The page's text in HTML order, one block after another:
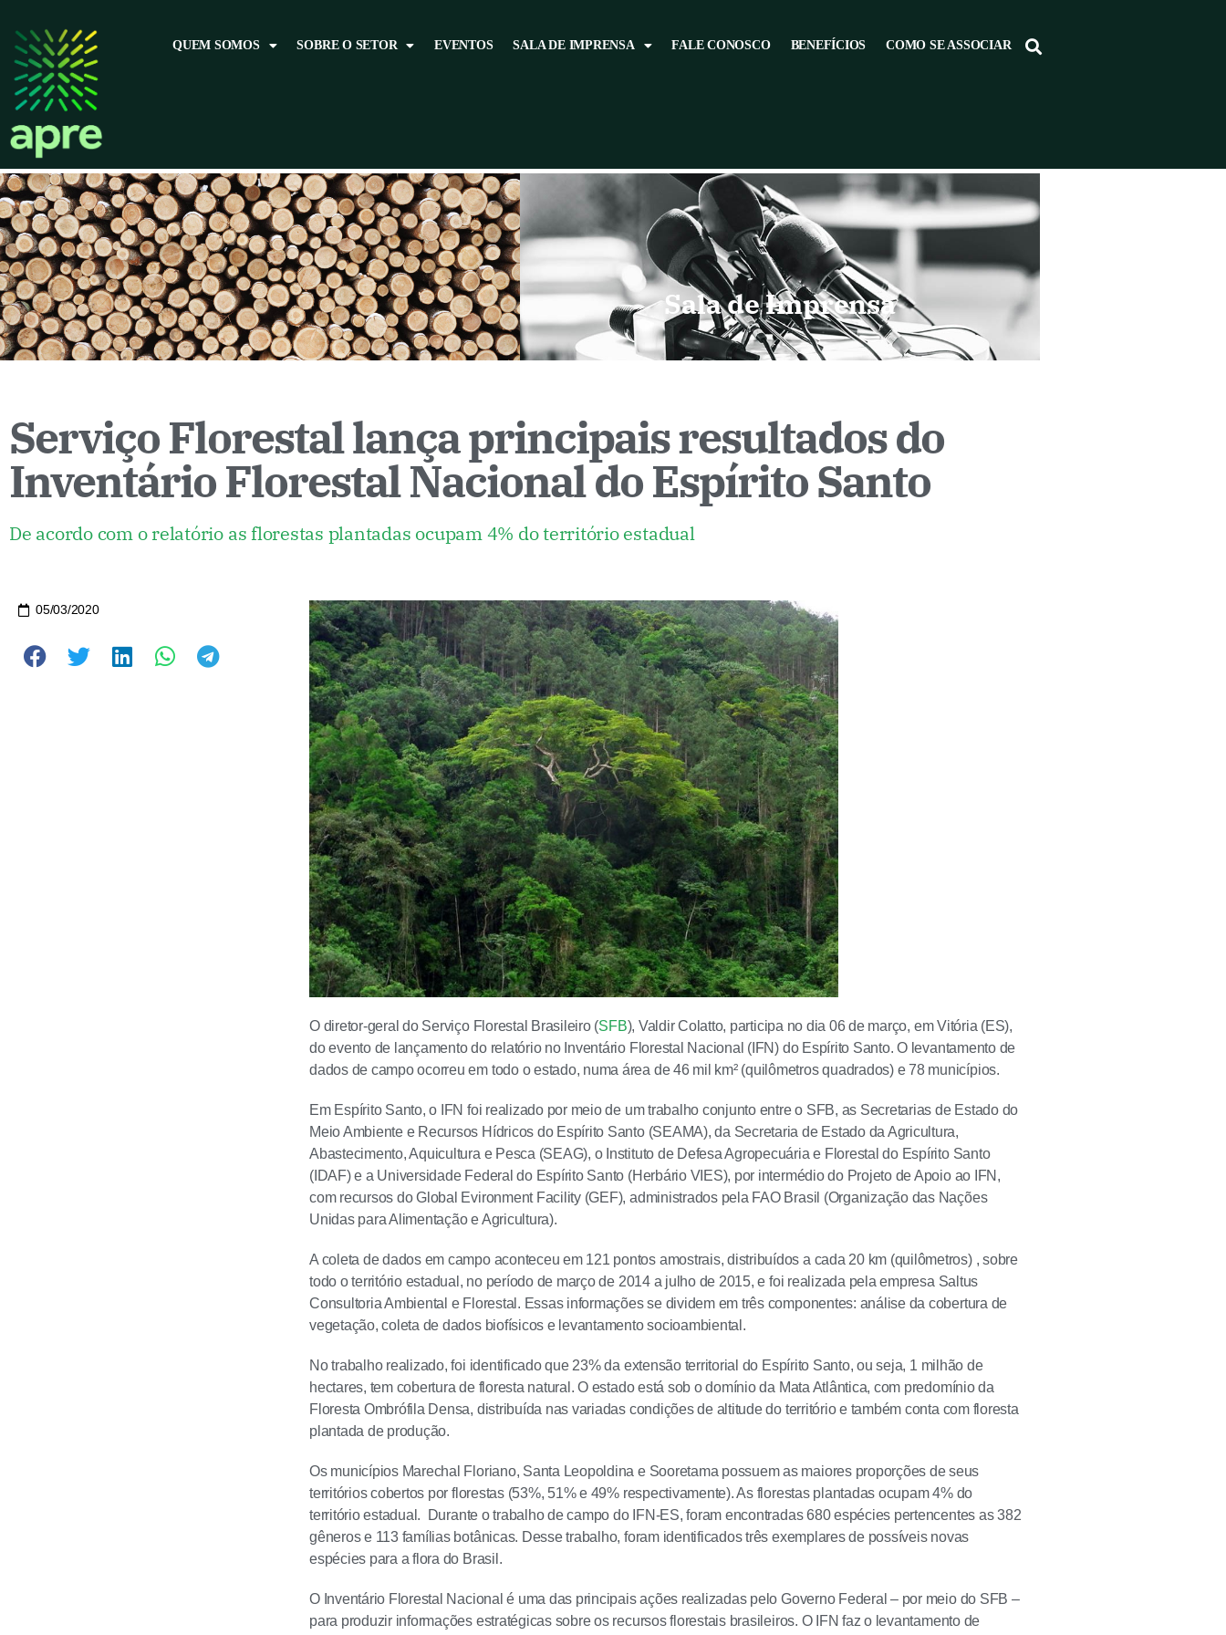
QUEM SOMOS SOBRE O SETOR EVENTOS SALA DE IMPRENSA FALE CONOSCO BENEFÍCIOS COMO SE ASSOCIAR
Sala de Imprensa
Serviço Florestal lança principais resultados do
Inventário Florestal Nacional do Espírito Santo
De acordo com o relatório as florestas plantadas ocupam 4% do território estadual
05/03/2020
O diretor-geral do Serviço Florestal Brasileiro (SFB), Valdir Colatto, participa no dia 06 de março, em Vitória (ES),
do evento de lançamento do relatório no Inventário Florestal Nacional (IFN) do Espírito Santo. O levantamento de
dados de campo ocorreu em todo o estado, numa área de 46 mil km² (quilômetros quadrados) e 78 municípios.
Em Espírito Santo, o IFN foi realizado por meio de um trabalho conjunto entre o SFB, as Secretarias de Estado do
Meio Ambiente e Recursos Hídricos do Espírito Santo (SEAMA), da Secretaria de Estado da Agricultura,
Abastecimento, Aquicultura e Pesca (SEAG), o Instituto de Defesa Agropecuária e Florestal do Espírito Santo
(IDAF) e a Universidade Federal do Espírito Santo (Herbário VIES), por intermédio do Projeto de Apoio ao IFN,
com recursos do Global Evironment Facility (GEF), administrados pela FAO Brasil (Organização das Nações
Unidas para Alimentação e Agricultura).
A coleta de dados em campo aconteceu em 121 pontos amostrais, distribuídos a cada 20 km (quilômetros) , sobre
todo o território estadual, no período de março de 2014 a julho de 2015, e foi realizada pela empresa Saltus
Consultoria Ambiental e Florestal. Essas informações se dividem em três componentes: análise da cobertura de
vegetação, coleta de dados biofísicos e levantamento socioambiental.
No trabalho realizado, foi identificado que 23% da extensão territorial do Espírito Santo, ou seja, 1 milhão de
hectares, tem cobertura de floresta natural. O estado está sob o domínio da Mata Atlântica, com predomínio da
Floresta Ombrófila Densa, distribuída nas variadas condições de altitude do território e também conta com floresta
plantada de produção.
Os municípios Marechal Floriano, Santa Leopoldina e Sooretama possuem as maiores proporções de seus
territórios cobertos por florestas (53%, 51% e 49% respectivamente). As florestas plantadas ocupam 4% do
território estadual. Durante o trabalho de campo do IFN-ES, foram encontradas 680 espécies pertencentes as 382
gêneros e 113 famílias botânicas. Desse trabalho, foram identificados três exemplares de possíveis novas
espécies para a flora do Brasil.
O Inventário Florestal Nacional é uma das principais ações realizadas pelo Governo Federal – por meio do SFB –
para produzir informações estratégicas sobre os recursos florestais brasileiros. O IFN faz o levantamento de